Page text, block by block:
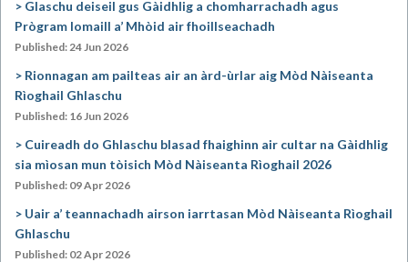
Glaschu deiseil gus Gàidhlig a chomharrachadh agus
Prògram Iomaill a’ Mhòid air fhoillseachadh
Published: 24 Jun 2026
Rionnagan am pailteas air an àrd-ùrlar aig Mòd Nàiseanta
Rìoghail Ghlaschu
Published: 16 Jun 2026
Cuireadh do Ghlaschu blasad fhaighinn air cultar na Gàidhlig
sia mìosan mun tòisich Mòd Nàiseanta Rìoghail 2026
Published: 09 Apr 2026
Uair a’ teannachadh airson iarrtasan Mòd Nàiseanta Rìoghail
Ghlaschu
Published: 02 Apr 2026